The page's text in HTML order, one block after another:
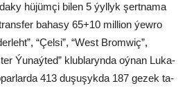
hü­jüm­çi bi­len 5 ýyl­lyk şert­na­ma
ba­ha­sy 65+10 mil­li­on ýew­ro
“Çel­si”, “West Brom­wiç”,
Ýu­naý­ted” klub­la­ryn­da oý­nan Lu­ka­
413 du­şu­şyk­da 187 ge­zek ta­